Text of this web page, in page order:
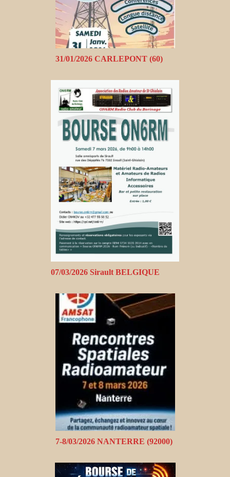
31/01/2026 CARLEPONT (60)
07/03/2026 Sirault BELGIQUE
7-8/03/2026 NANTERRE (92000)